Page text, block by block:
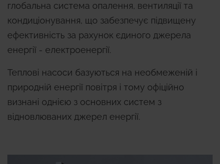
глобальна система опалення, вентиляції та
кондиціонування, що забезпечує підвищену
ефективність за рахунок єдиного джерела
енергії - електроенергії.
Теплові насоси базуються на необмеженій і
природній енергії повітря і тому офіційно
визнані однією з основних систем з
відновлюваних джерел енергії.